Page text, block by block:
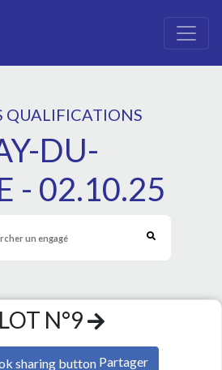
QUALIFICATIONS
DU-
- 02.10.25
N°9
Partager